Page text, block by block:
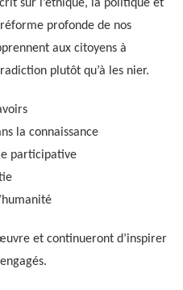
sur l’éthique, la politique et
profonde de nos
aux citoyens à
plutôt qu’à les nier.
la connaissance
participative
et continueront d’inspirer